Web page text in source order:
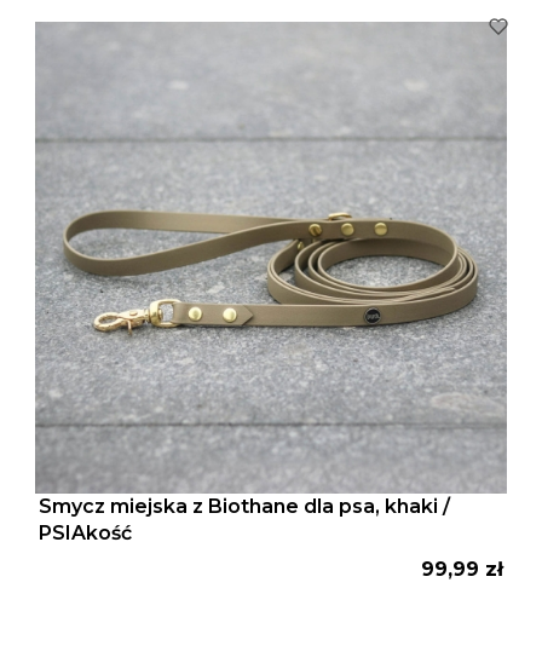
Smycz miejska z Biothane dla psa, khaki /
PSIAkość
Cena
99,99 zł